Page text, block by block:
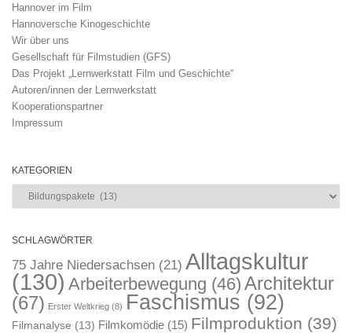
Hannover im Film
Hannoversche Kinogeschichte
Wir über uns
Gesellschaft für Filmstudien (GFS)
Das Projekt „Lernwerkstatt Film und Geschichte“
Autoren/innen der Lernwerkstatt
Kooperationspartner
Impressum
KATEGORIEN
Kategorien
SCHLAGWÖRTER
75 Jahre Niedersachsen (21) Alltagskultur
(130) Arbeiterbewegung (46) Architektur
(67) Erster Weltkrieg (8) Faschismus (92)
Filmanalyse (13) Filmkomödie (15) Filmproduktion (39)